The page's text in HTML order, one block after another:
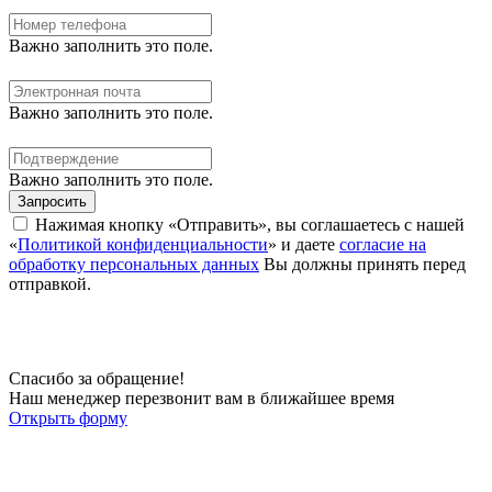
Важно заполнить это поле.
Важно заполнить это поле.
Важно заполнить это поле.
Запросить
Нажимая кнопку «Отправить», вы соглашаетесь с нашей
«Политикой конфиденциальности» и даете согласие на
обработку персональных данных Вы должны принять перед
отправкой.
Спасибо за обращение!
Наш менеджер перезвонит вам в ближайшее время
Открыть форму